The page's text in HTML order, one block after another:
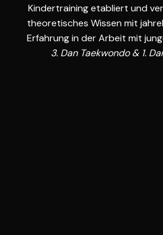
Kindertraining etabliert und
theoretisches Wissen mit
Erfahrung in der Arbeit mit
3. Dan Taekwondo & 1.